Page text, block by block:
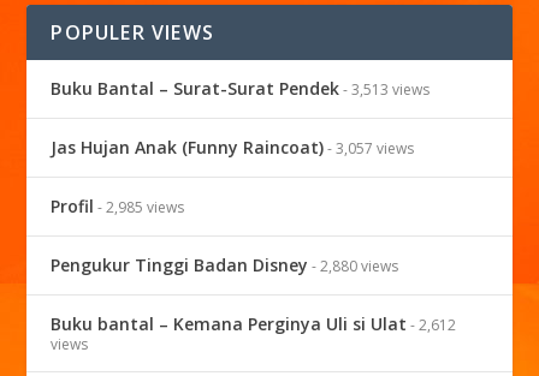
POPULER VIEWS
Buku Bantal – Surat-Surat Pendek- 3,513 views
Jas Hujan Anak (Funny Raincoat)- 3,057 views
Profil - 2,985 views
Pengukur Tinggi Badan Disney - 2,880 views
Buku bantal – Kemana Perginya Uli si Ulat - 2,612
views